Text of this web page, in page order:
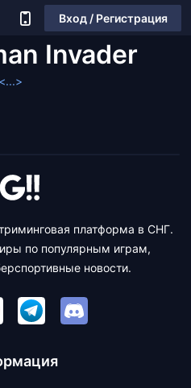
Вход / Регистрация
Invader
<...>
платформа в СНГ.
по популярным играм,
новости.